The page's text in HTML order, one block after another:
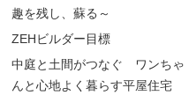
趣を残し、蘇る～
ZEHビルダー目標
中庭と土間がつなぐ ワンちゃ
んと心地よく暮らす平屋住宅